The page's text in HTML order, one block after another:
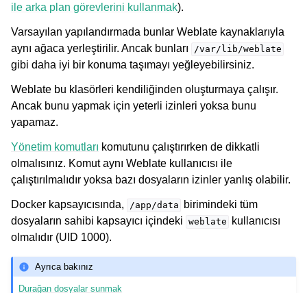
ile arka plan görevlerini kullanmak).
Varsayılan yapılandırmada bunlar Weblate kaynaklarıyla
aynı ağaca yerleştirilir. Ancak bunları
/var/lib/weblate
gibi daha iyi bir konuma taşımayı yeğleyebilirsiniz.
Weblate bu klasörleri kendiliğinden oluşturmaya çalışır.
Ancak bunu yapmak için yeterli izinleri yoksa bunu
yapamaz.
Yönetim komutları komutunu çalıştırırken de dikkatli
olmalısınız. Komut aynı Weblate kullanıcısı ile
çalıştırılmalıdır yoksa bazı dosyaların izinler yanlış olabilir.
Docker kapsayıcısında, /app/data
birimindeki tüm
dosyaların sahibi kapsayıcı içindeki weblate
kullanıcısı
olmalıdır (UID 1000).
Ayrıca bakınız
Durağan dosyalar sunmak